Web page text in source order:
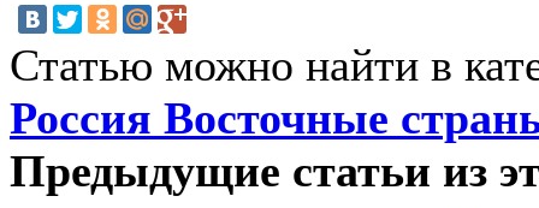
Статью можно найти в
Россия Восточные
Предыдущие статьи из